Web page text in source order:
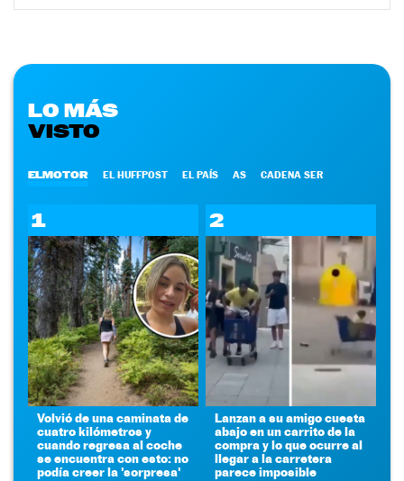
LO MÁS
VISTO
ELMOTOR EL HUFFPOST EL PAÍS AS CADENA SER
1
Volvió de una caminata de
cuatro kilómetros y
cuando regresa al coche
se encuentra con esto: no
podía creer la 'sorpresa'
2
Lanzan a su amigo cuesta
abajo en un carrito de la
compra y lo que ocurre al
llegar a la carretera
parece imposible